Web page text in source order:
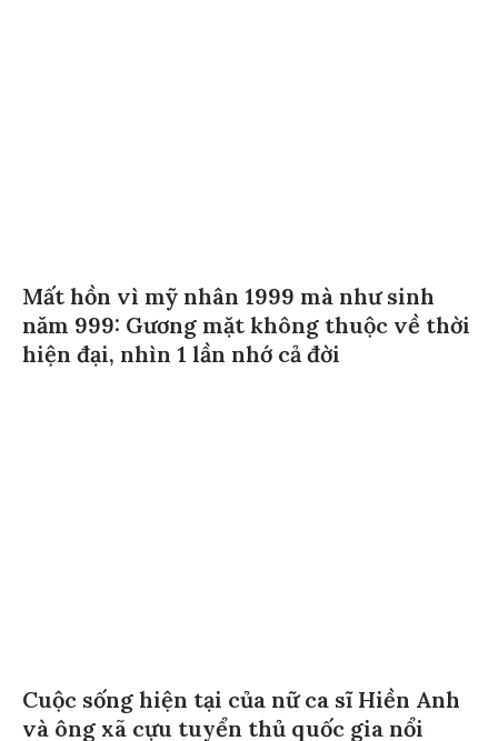
Mất hồn vì mỹ nhân 1999 mà như sinh
năm 999: Gương mặt không thuộc về thời
hiện đại, nhìn 1 lần nhớ cả đời
Cuộc sống hiện tại của nữ ca sĩ Hiền Anh
và ông xã cựu tuyển thủ quốc gia nổi